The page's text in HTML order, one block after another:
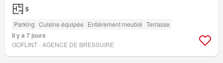
5
Parking Cuisine équipée Entièrement meublé Terrasse
Il y a 7 jours
GOFLINT - AGENCE DE BRESSUIRE